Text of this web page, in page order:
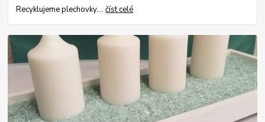
Recyklujeme plechovky....číst celé